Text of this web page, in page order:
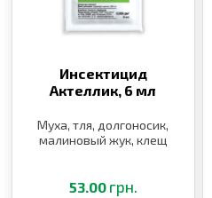
Инсектицид
Актеллик, 6 мл
Муха, тля, долгоносик,
малиновый жук, клещ
53.00 грн.